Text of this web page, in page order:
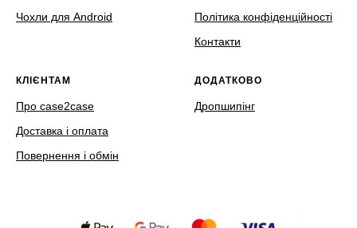
Чохли для Android
Політика конфіденційності
Контакти
КЛІЄНТАМ
Про case2case
Доставка і оплата
Повернення і обмін
ДОДАТКОВО
Дропшипінг